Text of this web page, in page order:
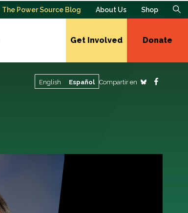
The Power Source Blog About Us Shop
Get Involved Donate
English Español Compartir en